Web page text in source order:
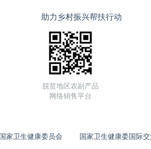
助力乡村振兴帮扶行动
脱贫地区农副产品
网络销售平台
国家卫生健康委员会 国家卫生健康委国际